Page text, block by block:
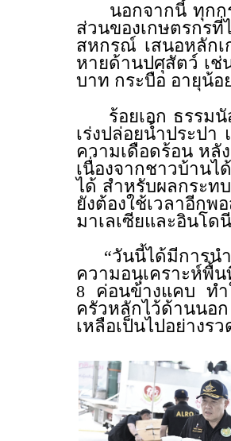
นอกจากนี้ ทุกกระ
ส่วนของเกษตรกร
สหกรณ์ เสนอหลักเ
หายด้านปศุสัตว์ เช่
บาท กระบือ อายุน้อ
ร้อยเอก ธรรมนั
เร่งปล่อยน้ำประปา
ความเดือดร้อน หลั
เนื่องจากชาวบ้านไ
ได้ สำหรับผลกระท
ยังต้องใช้เวลาอีก
มาเลเซียและอินโด
“วันนี้ได้มีการนำ
ความอนุเคราะห์พื้น
8 ค่อนข้างแคบ ทำ
ครัวหลักไว้ด้านนอ
เหลือเป็นไปอย่างร